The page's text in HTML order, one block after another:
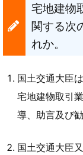
宅地建物
関する次
れか。
国土交通大臣
宅地建物取引
導、助言及び
国土交通大臣